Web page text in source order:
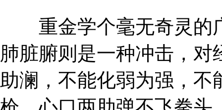
重金学个毫无奇灵的
肺脏腑则是一种冲击，
助澜，不能化弱为强，不